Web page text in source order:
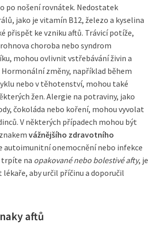
po nošení rovnátek. Nedostatek
jako je vitamín B12, železo a kyselina
přispět ke vzniku aftů. Trávicí potíže,
choroba nebo syndrom
mohou ovlivnit vstřebávání živin a
změny, například během
nebo v těhotenství, mohou také
žen. Alergie na potraviny, jako
čokoláda nebo koření, mohou vyvolat
V některých případech mohou být
vážnějšího zdravotního
autoimunitní onemocnění nebo infekce
trpíte na opakované nebo bolestivé afty, je
aby určil příčinu a doporučil
aftů